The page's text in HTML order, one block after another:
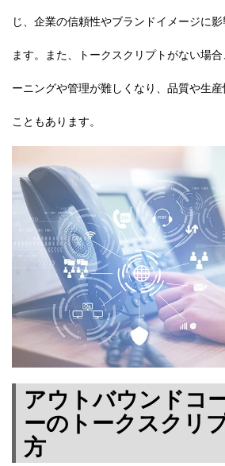
じ、企業の信頼性やブランドイメージに
ます。また、トークスクリプトがない場
ーニングや管理が難しくなり、品質や生
こともあります。
アウトバウンドコ
ーのトークスクリ
方